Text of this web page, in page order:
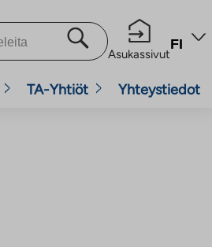
Asukassivut
FI
TA-Yhtiöt Yhteystiedot